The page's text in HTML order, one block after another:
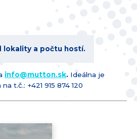
lokality a počtu hostí.
info@mutton.sk. Ideálna je
t.č.: +421 915 874 120